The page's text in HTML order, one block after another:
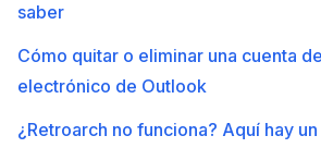
saber
Cómo quitar o eliminar una cuenta
electrónico de Outlook
¿Retroarch no funciona? Aquí hay